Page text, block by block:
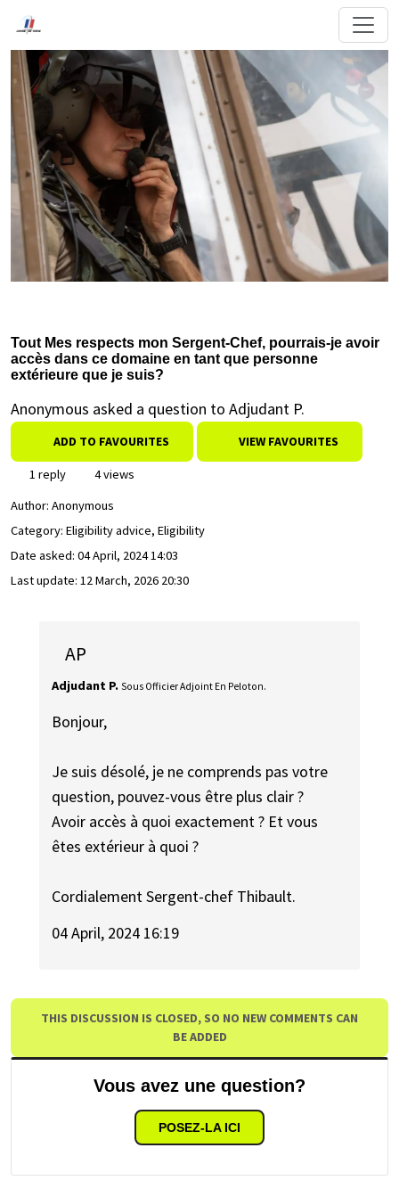
Tout Mes respects mon Sergent-Chef, pourrais-je avoir
accès dans ce domaine en tant que personne
extérieure que je suis?
Anonymous asked a question to Adjudant P.
ADD TO FAVOURITES VIEW FAVOURITES
1 reply
4 views
Author: Anonymous
Category: Eligibility advice, Eligibility
Date asked: 04 April, 2024 14:03
Last update: 12 March, 2026 20:30
AP
Adjudant P. Sous Officier Adjoint En Peloton.
Bonjour,
Je suis désolé, je ne comprends pas votre
question, pouvez-vous être plus clair ?
Avoir accès à quoi exactement ? Et vous
êtes extérieur à quoi ?
Cordialement Sergent-chef Thibault.
04 April, 2024 16:19
THIS DISCUSSION IS CLOSED, SO NO NEW COMMENTS CAN
BE ADDED
Vous avez une question?
POSEZ-LA ICI